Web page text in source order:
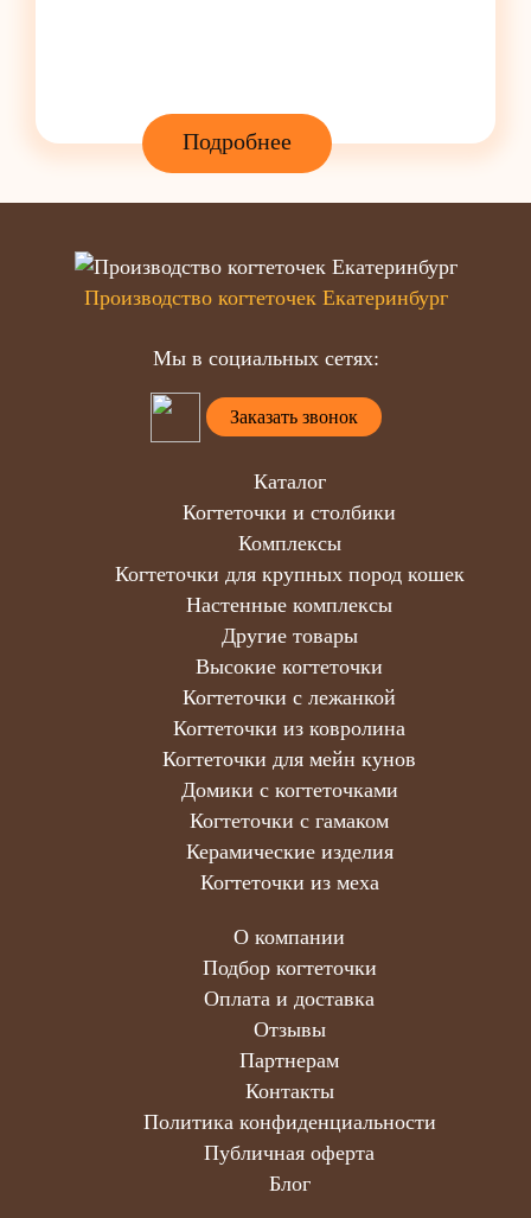
Подробнее
Производство когтеточек Екатеринбург
Мы в социальных сетях:
Заказать звонок
Каталог
Когтеточки и столбики
Комплексы
Когтеточки для крупных пород кошек
Настенные комплексы
Другие товары
Высокие когтеточки
Когтеточки с лежанкой
Когтеточки из ковролина
Когтеточки для мейн кунов
Домики с когтеточками
Когтеточки с гамаком
Керамические изделия
Когтеточки из меха
О компании
Подбор когтеточки
Оплата и доставка
Отзывы
Партнерам
Контакты
Политика конфиденциальности
Публичная оферта
Блог